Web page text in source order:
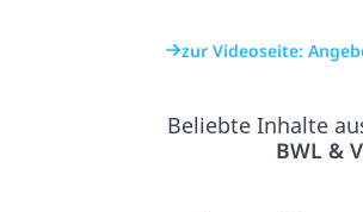
zur Videoseite:
Beliebte Inhalte
BWL &